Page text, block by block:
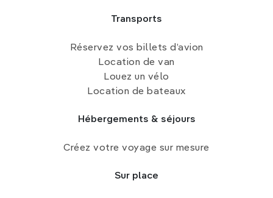
Transports
Réservez vos billets d’avion
Location de van
Louez un vélo
Location de bateaux
Hébergements & séjours
Créez votre voyage sur mesure
Sur place